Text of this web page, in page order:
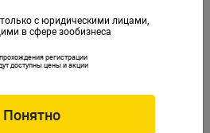
23х17х11см
с юридическими лицами,
в сфере зообизнеса
регистрации
доступны цены и акции
Понятно